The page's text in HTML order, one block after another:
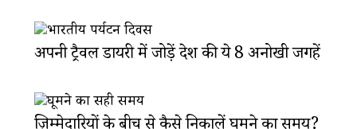
अपनी ट्रैवल डायरी में जोड़ें देश की ये 8 अनोखी जगहें